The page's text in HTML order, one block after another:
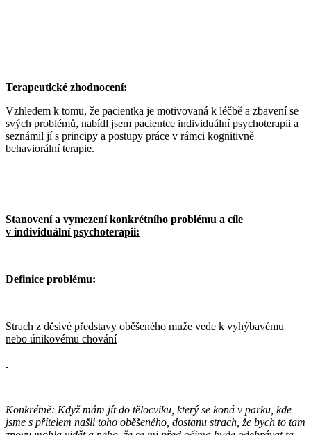
Terapeutické zhodnocení:
Vzhledem k tomu, že pacientka je motivovaná k léčbě a zbavení se
svých problémů, nabídl jsem pacientce individuální psychoterapii a
seznámil jí s principy a postupy práce v rámci kognitivně
behaviorální terapie.
Stanovení a vymezení konkrétního problému a cíle
v individuální psychoterapii:
Definice problému:
Strach z děsivé představy oběšeného muže vede k vyhýbavému
nebo únikovému chování
Konkrétně: Když mám jít do tělocviku, který se koná v parku, kde
jsme s přítelem našli toho oběšeného, dostanu strach, že bych to tam